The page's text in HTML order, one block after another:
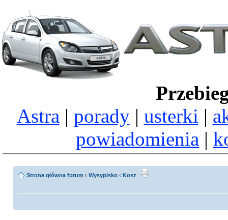
Astra | porady| usterki |
powiadomienia |
Strona główna forum ‹ Wysypisko ‹ Kosz